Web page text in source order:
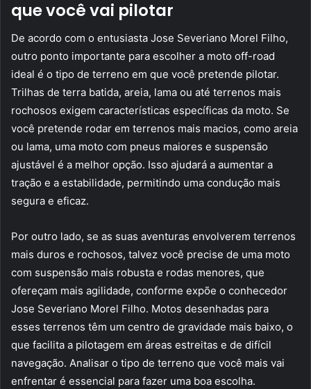
que você vai pilotar
De acordo com o entusiasta Jose Severiano Morel Filho,
outro ponto importante para escolher a moto off-road
ideal é o tipo de terreno em que você pretende pilotar.
Trilhas de terra batida, areia, lama ou até terrenos mais
rochosos exigem características específicas da moto. Se
você pretende rodar em terrenos mais macios, como areia
ou lama, uma moto com pneus maiores e suspensão
ajustável é a melhor opção. Isso ajudará a aumentar a
tração e a estabilidade, permitindo uma condução mais
segura e eficaz.
Por outro lado, se as suas aventuras envolverem terrenos
mais duros e rochosos, talvez você precise de uma moto
com suspensão mais robusta e rodas menores, que
ofereçam mais agilidade, conforme expõe o conhecedor
Jose Severiano Morel Filho. Motos desenhadas para
esses terrenos têm um centro de gravidade mais baixo, o
que facilita a pilotagem em áreas estreitas e de difícil
navegação. Analisar o tipo de terreno que você mais vai
enfrentar é essencial para fazer uma boa escolha.